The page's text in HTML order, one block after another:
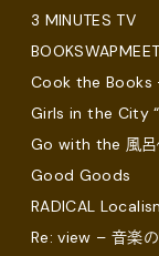
3 MINUTES TV
Cook the Books -
Girls in the City
Go with the 風呂
Good Goods
RADICAL
Re: view – 音楽